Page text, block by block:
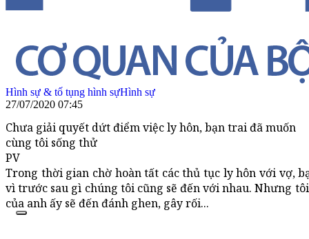
Hình sự & tố tụng hình sựHình sự
27/07/2020 07:45
Chưa giải quyết dứt điểm việc ly hôn, bạn trai đã muốn
cùng tôi sống thử
PV
Trong thời gian chờ hoàn tất các thủ tục ly hôn với vợ,
vì trước sau gì chúng tôi cũng sẽ đến với nhau. Nhưng
của anh ấy sẽ đến đánh ghen, gây rối...